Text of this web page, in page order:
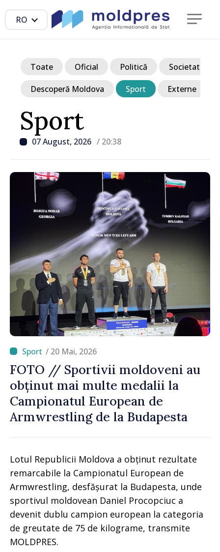
RO
Sport
07 August, 2026 / 20:38
Toate Oficial Politică Societate
Descoperă Moldova Sport Externe
/ 20 Mai, 2026
FOTO // Sportivii moldoveni au
obținut mai multe medalii la
Campionatul European de
Armwrestling de la Budapesta
Lotul Republicii Moldova a obținut rezultate
remarcabile la Campionatul European de
Armwrestling, desfășurat la Budapesta, unde
sportivul moldovean Daniel Procopciuc a
devenit dublu campion european la categoria
de greutate de 75 de kilograme, transmite
MOLDPRES.